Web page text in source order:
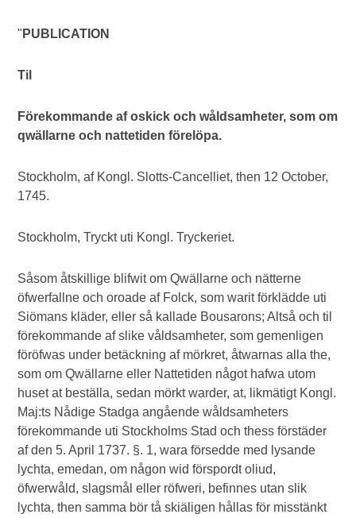
" PUBLICATION
Til
Förekommande af oskick och wåldsamheter, som om
qwällarne och nattetiden förelöpa.
Stockholm, af Kongl. Slotts-Cancelliet, then 12 October,
1745.
Stockholm, Tryckt uti Kongl. Tryckeriet.
Såsom åtskillige blifwit om Qwällarne och nätterne
öfwerfallne och oroade af Folck, som warit förklädde uti
Siömans kläder, eller så kallade Bousarons; Altså och til
förekommande af slike våldsamheter, som gemenligen
föröfwas under betäckning af mörkret, åtwarnas alla the,
som om Qwällarne eller Nattetiden något hafwa utom
huset at beställa, sedan mörkt warder, at, likmätigt Kongl.
Maj:ts Nådige Stadga angående wåldsamheters
förekommande uti Stockholms Stad och thess förstäder
af den 5. April 1737. §. 1, wara försedde med lysande
lychta, emedan, om någon wid förspordt oliud,
öfwerwåld, slagsmål eller röfweri, befinnes utan slik
lychta, then samma bör tå skiäligen hållas för misstänkt